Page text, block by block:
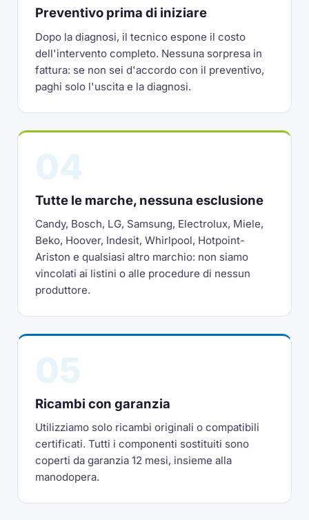
Preventivo prima di iniziare
Dopo la diagnosi, il tecnico espone il costo
dell'intervento completo. Nessuna sorpresa in
fattura: se non sei d'accordo con il preventivo,
paghi solo l'uscita e la diagnosi.
Tutte le marche, nessuna esclusione
Candy, Bosch, LG, Samsung, Electrolux, Miele,
Beko, Hoover, Indesit, Whirlpool, Hotpoint-
Ariston e qualsiasi altro marchio: non siamo
vincolati ai listini o alle procedure di nessun
produttore.
Ricambi con garanzia
Utilizziamo solo ricambi originali o compatibili
certificati. Tutti i componenti sostituiti sono
coperti da garanzia 12 mesi, insieme alla
manodopera.